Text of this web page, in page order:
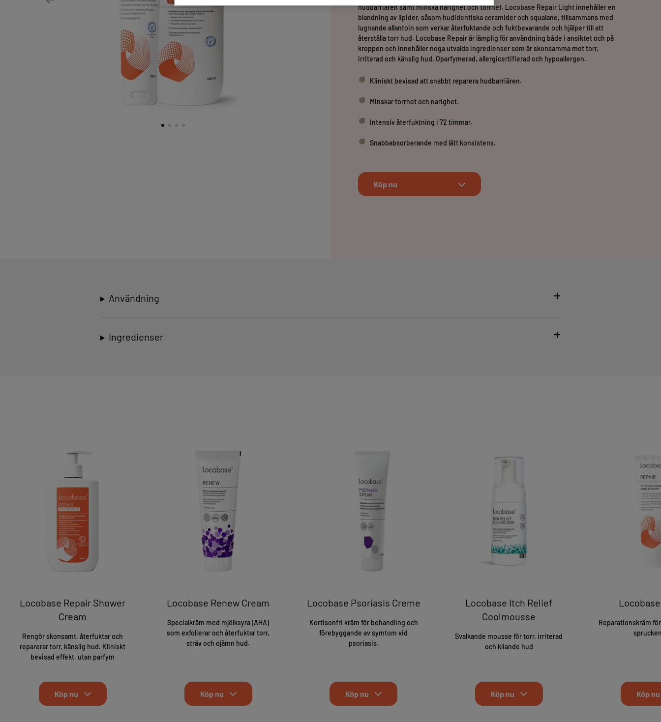
hudbarriären samt minska narighet och torrhet. Locobase Repair Light innehåller en
blandning av lipider, såsom hudidentiska ceramider och squalane, tillsammans med
lugnande allantoin som verkar återfuktande och fuktbevarande och hjälper till att
återställa torr hud. Locobase Repair är lämplig för användning både i ansiktet och på
kroppen och innehåller noga utvalda ingredienser som är skonsamma mot torr,
irriterad och känslig hud. Oparfymerad, allergicertifierad och hypoallergen.
Kliniskt bevisad att snabbt reparera hudbarriären.
Minskar torrhet och narighet.
Intensiv återfuktning i 72 timmar.
Snabbabsorberande med lätt konsistens.
Köp nu
Användning
Ingredienser
Locobase Repair Shower
Cream
Rengör skonsamt, återfuktar och
reparerar torr, känslig hud. Kliniskt
bevisad effekt, utan parfym
Köp nu
Locobase Renew Cream
Specialkräm med mjölksyra (AHA)
som exfolierar och återfuktar torr,
sträv och ojämn hud.
Köp nu
Locobase Psoriasis Creme
Kortisonfri kräm för behandling och
förebyggande av symtom vid
psoriasis.
Köp nu
Locobase Itch Relief
Coolmousse
Svalkande mousse för torr, irriterad
och kliande hud
Köp nu
Reparationskräm
Köp nu